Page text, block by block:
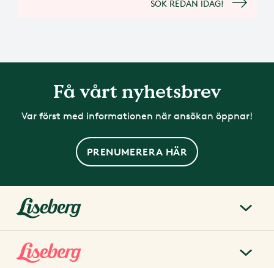
SÖK REDAN IDAG!
Få vårt nyhetsbrev
Var först med informationen när ansökan öppnar!
PRENUMERERA HÄR
liseberg.se